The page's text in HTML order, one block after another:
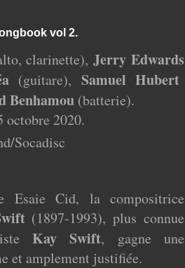
vol 2.
clarinette),Jerry Edwards
(guitare), Samuel Hubert
Benhamou (batterie).
octobre 2020.
Socadisc
Esaie Cid, la compositrice
(1897-1993), plus connue
Kay Swift, gagne une
et amplement justifiée.